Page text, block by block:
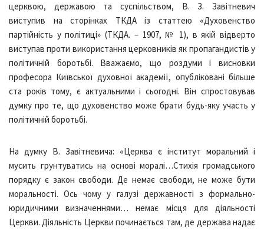
церквою, державою та суспільством, В. З. Завітневич
виступив на сторінках ТКДА із статтею «Духовенство
партійність у політиці» (ТКДА. – 1907, № 1), в якій відверто
виступав проти використання церковників як пропагандистів у
політичній боротьбі. Вважаємо, що роздуми і висновки
професора Київської духовної академії, опубліковані більше
ста років тому, є актуальними і сьогодні. Він спростовував
думку про те, що духовенство може брати будь-яку участь у
політичній боротьбі.
На думку В. Завітневича: «Церква є інститут моральний і
мусить грунтуватись на основі моралі…Стихія громадського
порядку є закон свободи. Де немає свободи, не може бути
моральності. Ось чому у галузі державності з формально-
юридичними визначеннями… немає місця для діяльності
Церкви. Діяльність Церкви починається там, де держава надає